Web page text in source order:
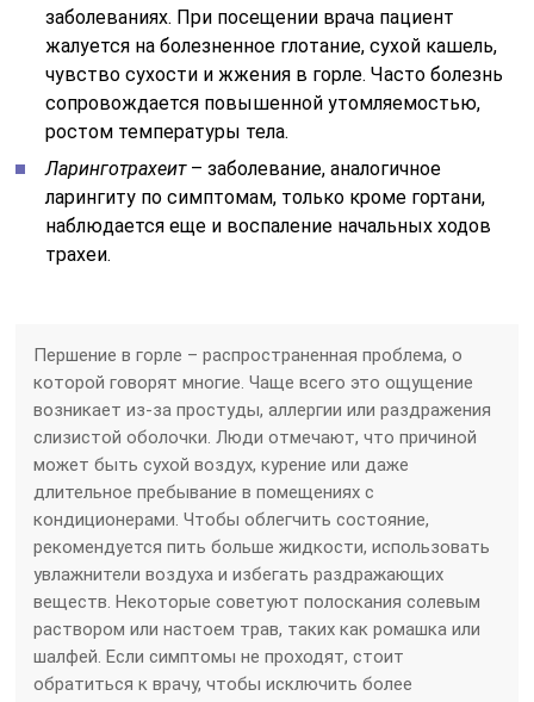
заболеваниях. При посещении врача пациент
жалуется на болезненное глотание, сухой кашель,
чувство сухости и жжения в горле. Часто болезнь
сопровождается повышенной утомляемостью,
ростом температуры тела.
Ларинготрахеит– заболевание, аналогичное
ларингиту по симптомам, только кроме гортани,
наблюдается еще и воспаление начальных ходов
трахеи.
Першение в горле – распространенная проблема, о
которой говорят многие. Чаще всего это ощущение
возникает из-за простуды, аллергии или раздражения
слизистой оболочки. Люди отмечают, что причиной
может быть сухой воздух, курение или даже
длительное пребывание в помещениях с
кондиционерами. Чтобы облегчить состояние,
рекомендуется пить больше жидкости, использовать
увлажнители воздуха и избегать раздражающих
веществ. Некоторые советуют полоскания солевым
раствором или настоем трав, таких как ромашка или
шалфей. Если симптомы не проходят, стоит
обратиться к врачу, чтобы исключить более